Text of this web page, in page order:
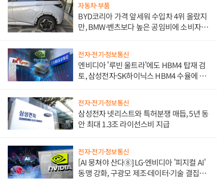
자동차·부품
BYD코리아 가격 앞세워 수입차 4위 올랐지
만, BMW·벤츠보다 높은 공임비에 소비자
전자·전기·정보통신
엔비디아 '루빈 울트라'에도 HBM4 탑재 검
토, 삼성전자·SK하이닉스 HBM4 수율에 주
전자·전기·정보통신
삼성전자 넷리스트와 특허분쟁 매듭, 5년 동
안 최대 1.3조 라이선스비 지급
전자·전기·정보통신
[AI 뭉쳐야 산다⑧] LG·엔비디아 '피지컬 AI'
동맹 강화, 구광모 제조·데이터·기술 결집